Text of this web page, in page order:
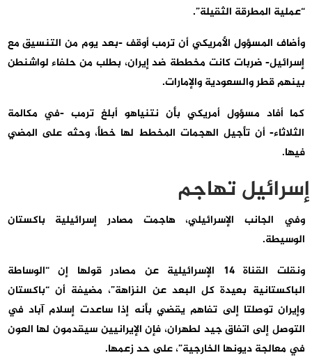
“عملية المطرقة الثقيلة”.
وأضاف المسؤول الأمريكي أن ترمب أوقف -بعد يوم من التنسيق مع
إسرائيل- ضربات كانت مخططة ضد إيران، بطلب من حلفاء لواشنطن
بينهم قطر والسعودية والإمارات.
كما أفاد مسؤول أمريكي بأن نتنياهو أبلغ ترمب -في مكالمة
الثلاثاء- أن تأجيل الهجمات المخطط لها خطأ، وحثه على المضي
فيها.
إسرائيل تهاجم
وفي الجانب الإسرائيلي، هاجمت مصادر إسرائيلية باكستان
الوسيطة.
ونقلت القناة 14 الإسرائيلية عن مصادر قولها إن “الوساطة
الباكستانية بعيدة كل البعد عن النزاهة”، مضيفة أن “باكستان
وإيران توصلتا إلى تفاهم يقضي بأنه إذا ساعدت إسلام آباد في
التوصل إلى اتفاق جيد لطهران، فإن الإيرانيين سيقدمون لها العون
في معالجة ديونها الخارجية”، على حد زعمها.